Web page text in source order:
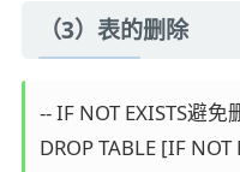
（3）表的删除
-- IF NOT EXISTS避
DROP TABLE [IF